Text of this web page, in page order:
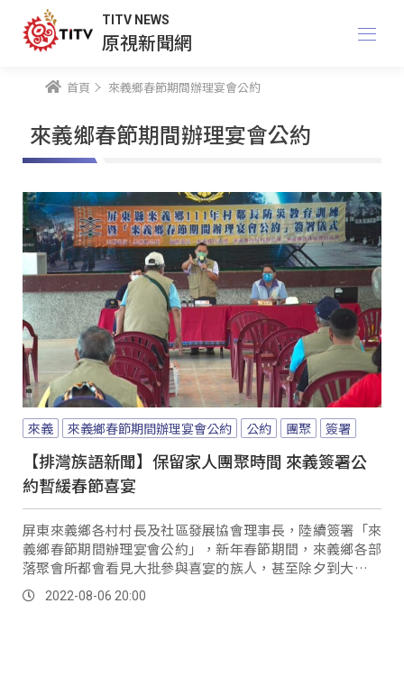
TITV NEWS
原視新聞網
首頁 來義鄉春節期間辦理宴會公約
來義鄉春節期間辦理宴會公約
來義 來義鄉春節期間辦理宴會公約 公約 團聚 簽署
【排灣族語新聞】保留家人團聚時間 來義簽署公
約暫緩春節喜宴
屏東來義鄉各村村長及社區發展協會理事長，陸續簽署「來
義鄉春節期間辦理宴會公約」，新年春節期間，來義鄉各部
落聚會所都會看見大批參與喜宴的族人，甚至除夕到大年初
二也不例外，但難得與家人相聚的時間卻被喜宴佔...。
2022-08-06 20:00